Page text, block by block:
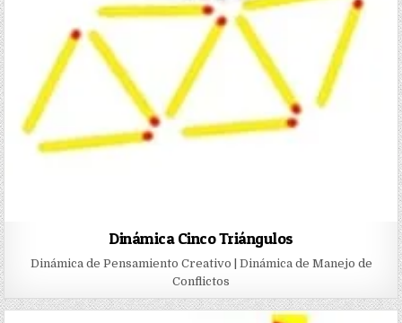
Dinámica Cinco Triángulos
Dinámica de Pensamiento Creativo | Dinámica de Manejo de
Conflictos